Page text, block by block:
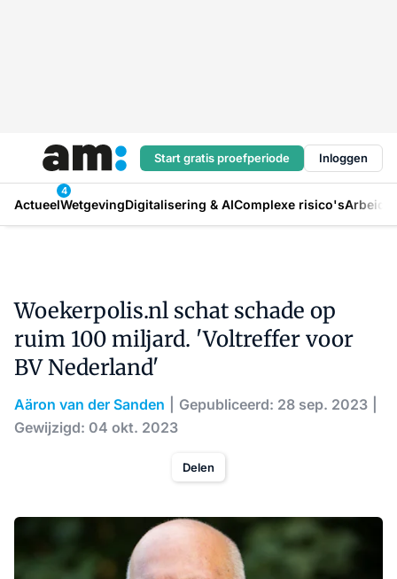
Start gratis proefperiode Inloggen
Actueel
4
WetgevingDigitalisering & AIComplexe risico's
Woekerpolis.nl schat schade op
ruim 100 miljard. 'Voltreffer voor
BV Nederland'
Aäron van der Sanden
Gepubliceerd: 28 sep. 2023
Gewijzigd: 04 okt. 2023
Delen